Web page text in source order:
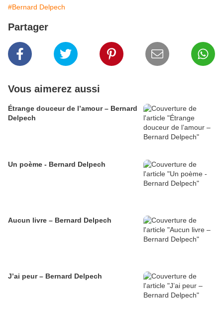
#Bernard Delpech
Partager
Vous aimerez aussi
Étrange douceur de l’amour – Bernard
Delpech
Un poème - Bernard Delpech
Aucun livre – Bernard Delpech
J’ai peur – Bernard Delpech